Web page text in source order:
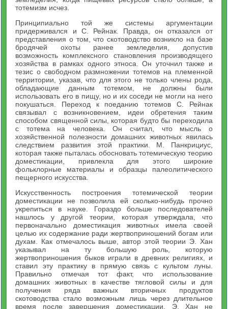
тотемизм исчез.
Принципиально той же системы аргументации
придерживался и С. Рейнак. Правда, он отказался от
представления о том, что скотоводство возникло на базе
бродячей охоты ранее земледелия, допустив
возможность комплексного становления производящего
хозяйства в рамках одного этноса. Он уточнил также и
тезис о свободном размножении тотемов на племенной
территории, указав, что для этого не только члены рода,
обладающие данным тотемом, не должны были
использовать его в пищу, но и их соседи не могли на него
покушаться. Переход к поеданию тотемов С. Рейнак
связывал с возникновением, идеи обретения таким
способом священной силы, которая будто бы переходила
с тотема на человека. Он считал, что мысль о
хозяйственной полезности домашних животных явилась
следствием развития этой практики. М. Панкрициус,
которая также пыталась обосновать тотемическую теорию
доместикации, привлекла для этого широкие
фольклорные материалы и образцы палеолитического
пещерного искусства.
Искусственность построения тотемической теории
доместикации не позволила ей сколько-нибудь прочно
укрепиться в науке. Гораздо больше последователей
нашлось у другой теории, которая утверждала, что
первоначально доместикация животных имела своей
целью их содержание ради жертвоприношений богам или
духам. Как отмечалось выше, автор этой теории Э. Хан
указывал на ту большую роль, которую
жертвоприношения быков играли в древних религиях, и
ставил эту практику в прямую связь с культом луны.
Правильно отмечая тот факт, что использование
домашних животных в качестве тягловой силы и для
получения ряда важных вторичных продуктов
скотоводства стало возможным лишь через длительное
время после завершения доместикации, Э. Хан не